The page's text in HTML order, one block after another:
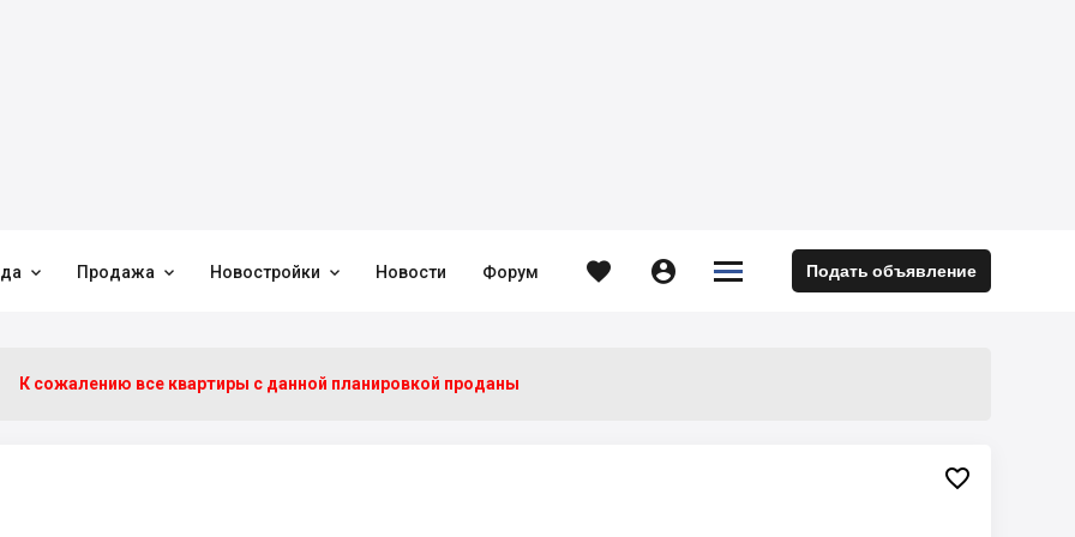
 Продажа  Новостройки  Новости Форум   

 Подать объявление
К сожалению все квартиры c данной планировкой проданы
